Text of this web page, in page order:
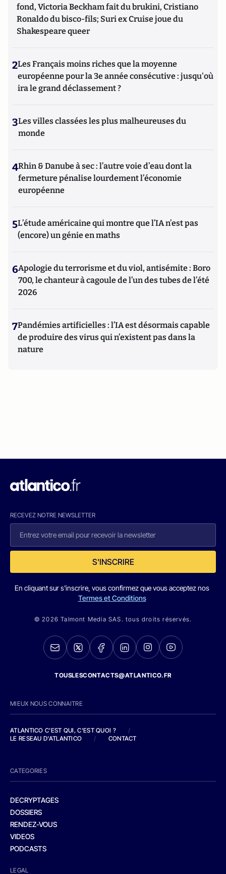
fond, Victoria Beckham fait du brukini, Cristiano
Ronaldo du bisco-fils; Suri ex Cruise joue du
Shakespeare queer
2Les Français moins riches que la moyenne
européenne pour la 3e année consécutive : jusqu'où
ira le grand déclassement ?
3Les villes classées les plus malheureuses du
monde
4Rhin & Danube à sec : l’autre voie d’eau dont la
fermeture pénalise lourdement l’économie
européenne
5L’étude américaine qui montre que l’IA n’est pas
(encore) un génie en maths
6Apologie du terrorisme et du viol, antisémite : Boro
700, le chanteur à cagoule de l’un des tubes de l’été
2026
7Pandémies artificielles : l’IA est désormais capable
de produire des virus qui n’existent pas dans la
nature
RECEVEZ NOTRE NEWSLETTER
S'INSCRIRE
En cliquant sur s'inscrire, vous confirmez que vous acceptez nos
Termes et Conditions
© 2026 Talmont Media SAS. tous droits réservés.
TOUSLESCONTACTS@ATLANTICO.FR
MIEUX NOUS CONNAITRE
ATLANTICO C'EST QUI, C'EST QUOI ?
/
LE RESEAU D'ATLANTICO
/ CONTACT
CATEGORIES
DECRYPTAGES
DOSSIERS
RENDEZ-VOUS
VIDEOS
PODCASTS
LEGAL